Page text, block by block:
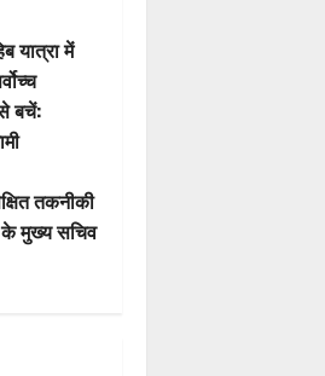
यात्रा में
बचें:
तकनीकी
मुख्य सचिव